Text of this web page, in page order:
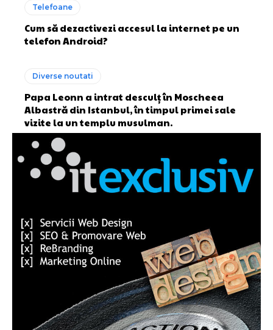
Telefoane
Cum să dezactivezi accesul la internet pe un
telefon Android?
Diverse noutati
Papa Leonn a intrat desculț în Moscheea
Albastră din Istanbul, în timpul primei sale
vizite la un templu musulman.